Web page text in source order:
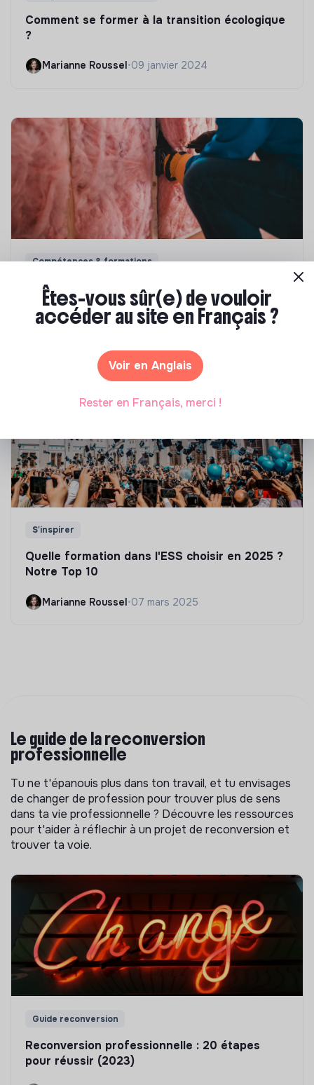
Comment se former à la transition écologique
?
Marianne Roussel •09 janvier 2024
Compétences & formations
Top 8 des formations en rénovation
énergétique des bâtiments
S'inspirer
Quelle formation dans l'ESS choisir en 2025 ?
Notre Top 10
Marianne Roussel•07 mars 2025
Le guide de la reconversion
professionnelle
Tu ne t'épanouis plus dans ton travail, et tu envisages
de changer de profession pour trouver plus de sens
dans ta vie professionnelle ? Découvre les ressources
pour t'aider à réflechir à un projet de reconversion et
trouver ta voie.
Guide reconversion
Reconversion professionnelle : 20 étapes
pour réussir (2023)
Êtes-vous sûr(e) de vouloir
accéder au site en Français ?
Voir en Anglais
Rester en Français, merci !